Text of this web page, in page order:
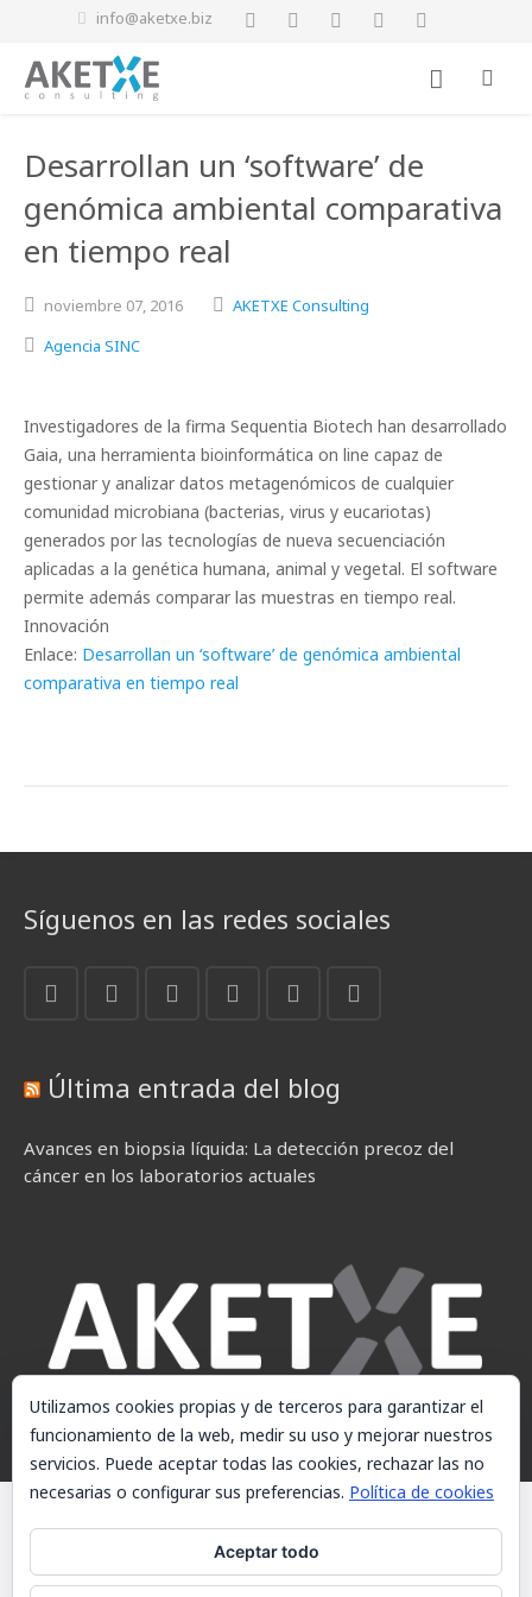
info@aketxe.biz
Desarrollan un ‘software’ de
genómica ambiental comparativa
en tiempo real
noviembre 07, 2016
AKETXE Consulting
Agencia SINC
Investigadores de la firma Sequentia Biotech han desarrollado
Gaia, una herramienta bioinformática on line capaz de
gestionar y analizar datos metagenómicos de cualquier
comunidad microbiana (bacterias, virus y eucariotas)
generados por las tecnologías de nueva secuenciación
aplicadas a la genética humana, animal y vegetal. El software
permite además comparar las muestras en tiempo real.
Innovación
Enlace: Desarrollan un ‘software’ de genómica ambiental
comparativa en tiempo real
Síguenos en las redes sociales
Última entrada del blog
Avances en biopsia líquida: La detección precoz del
cáncer en los laboratorios actuales
© AKETXE Consulting, S.L. - Este sitio web utiliza cookies, consulte
nuestra Política de cookies.
Utilizamos cookies propias y de terceros para garantizar el
funcionamiento de la web, medir su uso y mejorar nuestros
servicios. Puede aceptar todas las cookies, rechazar las no
necesarias o configurar sus preferencias. Política de cookies
Aceptar todo